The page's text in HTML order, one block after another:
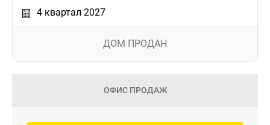
4 квартал 2027
ДОМ ПРОДАН
ОФИС ПРОДАЖ